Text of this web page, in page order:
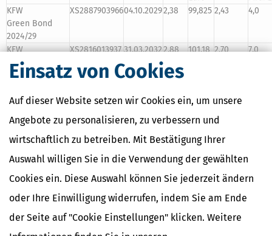
Einsatz von Cookies
Auf dieser Website setzen wir Cookies ein, um unsere
Angebote zu personalisieren, zu verbessern und
wirtschaftlich zu betreiben. Mit Bestätigung Ihrer
Auswahl willigen Sie in die Verwendung der gewählten
Cookies ein. Diese Auswahl können Sie jederzeit ändern
oder Ihre Einwilligung widerrufen, indem Sie am Ende
der Seite auf "Cookie Einstellungen" klicken. Weitere
KFW
Green Bond
2024/29
XS288790396604.10.20292,38 99,825 2,43 4,0
KFW
Green Bond
2024/32
XS2816013937 31.03.20322,88 101,18 2,70 7,0
Green Bond
2023/31
KFW
Green Bond
2023/30
15.05.2030
Green Bond
2023/33
XS2586942448 99,99
Deutsche Finanzagentur, Kreditanstalt für Wiederaufbau (KFW)